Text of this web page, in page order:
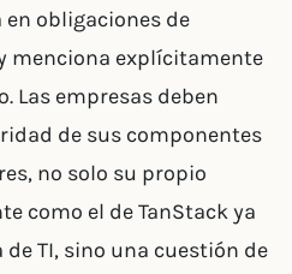
obligaciones de
menciona explícitamente
Las empresas deben
de sus componentes
no solo su propio
como el de TanStack ya
TI, sino una cuestión de